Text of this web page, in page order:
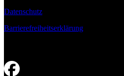
Datenschutz
Barrierefreiheitserklärung